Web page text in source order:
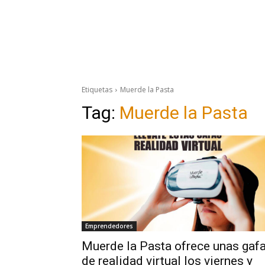
Etiquetas Muerde la Pasta
Tag: Muerde la Pasta
Emprendedores
Muerde la Pasta ofrece unas
de realidad virtual los viernes y